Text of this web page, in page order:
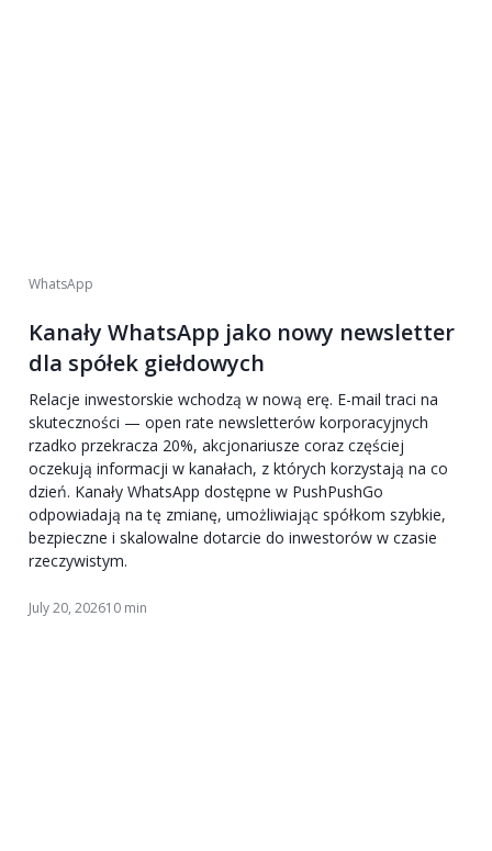
WhatsApp
Kanały WhatsApp jako nowy newsletter
dla spółek giełdowych
Relacje inwestorskie wchodzą w nową erę. E-mail traci na
skuteczności — open rate newsletterów korporacyjnych
rzadko przekracza 20%, akcjonariusze coraz częściej
oczekują informacji w kanałach, z których korzystają na co
dzień. Kanały WhatsApp dostępne w PushPushGo
odpowiadają na tę zmianę, umożliwiając spółkom szybkie,
bezpieczne i skalowalne dotarcie do inwestorów w czasie
rzeczywistym.
July 20, 202610 min